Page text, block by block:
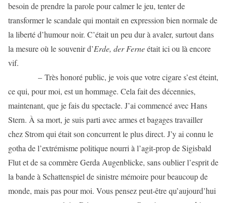
besoin de prendre la parole pour calmer le jeu, tenter de
transformer le scandale qui montait en expression bien normale de
la liberté d’humour noir. C’était un peu dur à avaler, surtout dans
la mesure où le souvenir d’Erde, der Ferneétait ici ou là encore
vif.
– Très honoré public, je vois que votre cigare s’est éteint,
ce qui, pour moi, est un hommage. Cela fait des décennies,
maintenant, que je fais du spectacle. J’ai commencé avec Hans
Stern. À sa mort, je suis parti avec armes et bagages travailler
chez Strom qui était son concurrent le plus direct. J’y ai connu le
gotha de l’extrémisme politique nourri à l’agit-prop de Sigisbald
Flut et de sa commère Gerda Augenblicke, sans oublier l’esprit de
la bande à Schattenspiel de sinistre mémoire pour beaucoup de
monde, mais pas pour moi. Vous pensez peut-être qu’aujourd’hui